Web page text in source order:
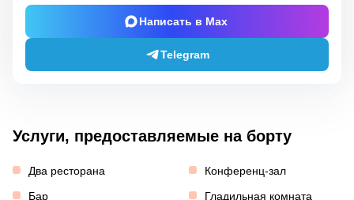
Написать в Max
Telegram
Услуги, предоставляемые на борту
Два ресторана
Конференц-зал
Бар
Гладильная комната